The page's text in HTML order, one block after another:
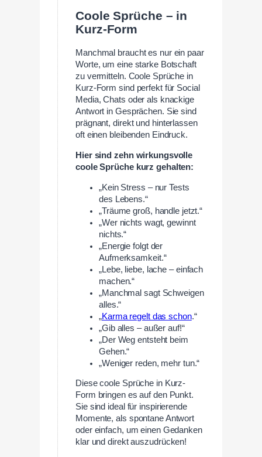
Coole Sprüche – in
Kurz-Form
Manchmal braucht es nur ein paar
Worte, um eine starke Botschaft
zu vermitteln. Coole Sprüche in
Kurz-Form sind perfekt für Social
Media, Chats oder als knackige
Antwort in Gesprächen. Sie sind
prägnant, direkt und hinterlassen
oft einen bleibenden Eindruck.
Hier sind zehn wirkungsvolle
coole Sprüche kurz gehalten:
„Kein Stress – nur Tests
des Lebens.“
„Träume groß, handle jetzt.“
„Wer nichts wagt, gewinnt
nichts.“
„Energie folgt der
Aufmerksamkeit.“
„Lebe, liebe, lache – einfach
machen.“
„Manchmal sagt Schweigen
alles.“
„Karma regelt das schon.“
„Gib alles – außer auf!“
„Der Weg entsteht beim
Gehen.“
„Weniger reden, mehr tun.“
Diese coole Sprüche in Kurz-
Form bringen es auf den Punkt.
Sie sind ideal für inspirierende
Momente, als spontane Antwort
oder einfach, um einen Gedanken
klar und direkt auszudrücken!